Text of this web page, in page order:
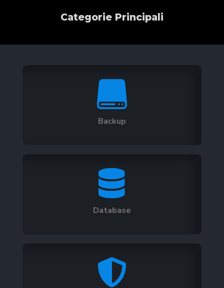
Categorie Principali

Backup

Database
